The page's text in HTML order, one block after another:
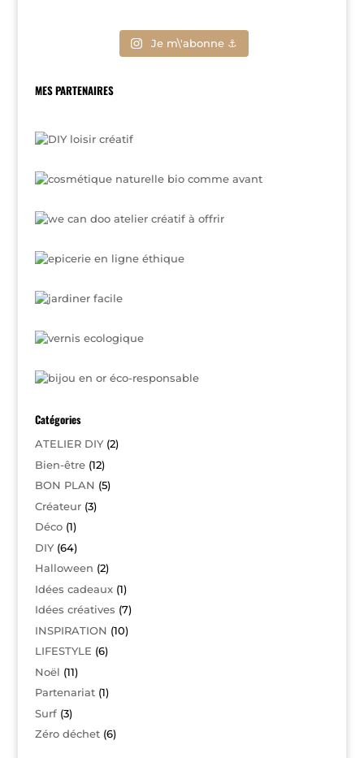
Je m\'abonne ⚓
MES PARTENAIRES
Catégories
ATELIER DIY(2)
Bien-être(12)
BON PLAN (5)
Créateur(3)
Déco(1)
DIY(64)
Halloween (2)
Idées cadeaux(1)
Idées créatives (7)
INSPIRATION (10)
LIFESTYLE (6)
Noël (11)
Partenariat(1)
Surf(3)
Zéro déchet(6)